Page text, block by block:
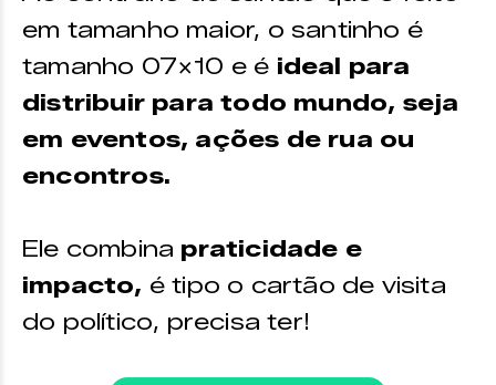
em tamanho maior, o santinho é
tamanho 07×10 e é ideal para
distribuir para todo mundo, seja
em eventos, ações de rua ou
encontros.
Ele combina praticidade e
impacto, é tipo o cartão de visita
do político, precisa ter!